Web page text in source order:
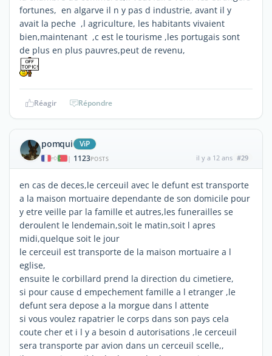
fortunes, en algarve il n y pas d industrie, avant il y
avait la peche ,l agriculture, les habitants vivaient
bien,maintenant ,c est le tourisme ,les portugais sont
de plus en plus pauvres,peut de revenu,
Réagir Répondre
pomqui ViP
| 1123POSTS il y a 12 ans #29
en cas de deces,le cerceuil avec le defunt est transporte
a la maison mortuaire dependante de son domicile pour
y etre veille par la famille et autres,les funerailles se
deroulent le lendemain,soit le matin,soit l apres
midi,quelque soit le jour
le cerceuil est transporte de la maison mortuaire a l
eglise,
ensuite le corbillard prend la direction du cimetiere,
si pour cause d empechement famille a l etranger ,le
defunt sera depose a la morgue dans l attente
si vous voulez rapatrier le corps dans son pays cela
coute cher et i l y a besoin d autorisations ,le cerceuil
sera transporte par avion dans un cerceuil scelle,,